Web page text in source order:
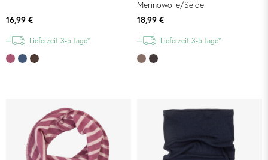
16,99 €
Lieferzeit 3-5 Tage*
Merinowolle/Seide
18,99 €
Lieferzeit 3-5 Tage*